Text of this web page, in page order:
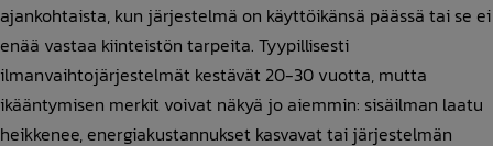
ajankohtaista, kun järjestelmä on käyttöikänsä päässä tai se ei
enää vastaa kiinteistön tarpeita. Tyypillisesti
ilmanvaihtojärjestelmät kestävät 20-30 vuotta, mutta
ikääntymisen merkit voivat näkyä jo aiemmin: sisäilman laatu
heikkenee, energiakustannukset kasvavat tai järjestelmän